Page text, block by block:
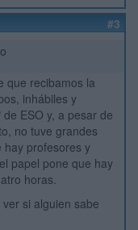
#3
que recibamos la
inhábiles y
ESO y, a pesar de
no tuve grandes
hay profesores y
papel pone que hay
horas.
si alguien sabe